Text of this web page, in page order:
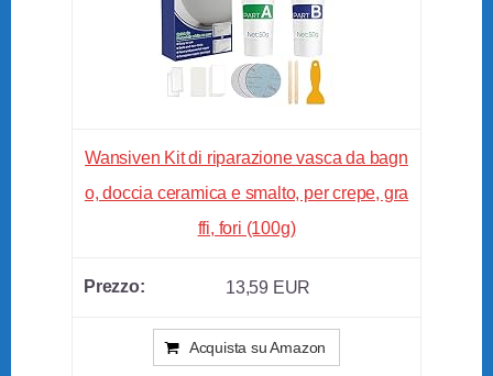
Wansiven Kit di riparazione vasca da bagn
o, doccia ceramica e smalto, per crepe, gra
ffi, fori (100g)
13,59 EUR
Acquista su Amazon